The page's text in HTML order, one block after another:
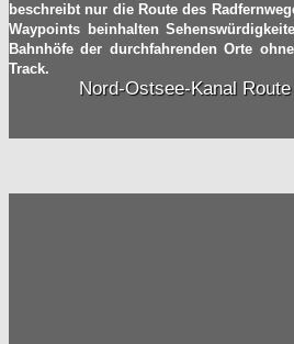
beschreibt nur die Route des
Waypoints beinhalten
Bahnhöfe der durchfahrenden Orte
Track.
Nord-Ostsee-Kanal